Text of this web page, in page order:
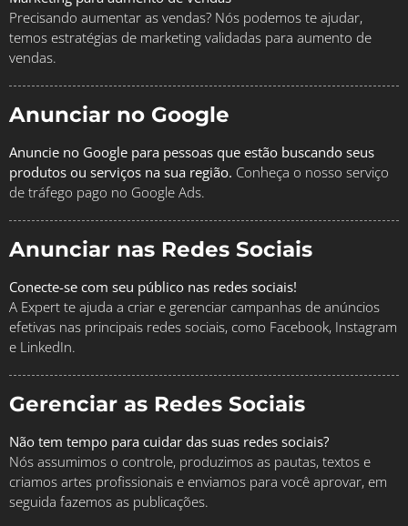
Precisando aumentar as vendas? Nós podemos te ajudar,
temos estratégias de marketing validadas para aumento de
vendas.
Anunciar no Google
Anuncie no Google para pessoas que estão buscando seus
produtos ou serviços na sua região. Conheça o nosso serviço
de tráfego pago no Google Ads.
Anunciar nas Redes Sociais
Conecte-se com seu público nas redes sociais!
A Expert te ajuda a criar e gerenciar campanhas de anúncios
efetivas nas principais redes sociais, como Facebook, Instagram
e LinkedIn.
Gerenciar as Redes Sociais
Não tem tempo para cuidar das suas redes sociais?
Nós assumimos o controle, produzimos as pautas, textos e
criamos artes profissionais e enviamos para você aprovar, em
seguida fazemos as publicações.